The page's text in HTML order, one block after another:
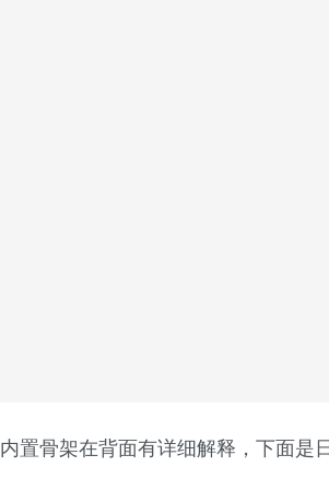
内置骨架在背面有详细解释，下面是